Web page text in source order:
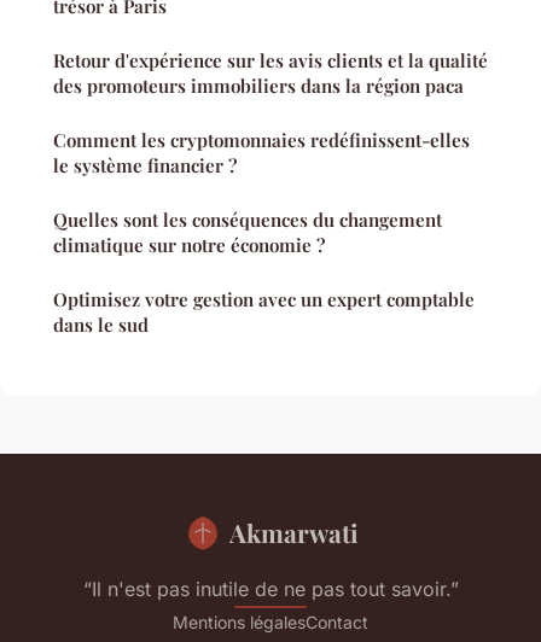
trésor à Paris
Retour d'expérience sur les avis clients et la qualité
des promoteurs immobiliers dans la région paca
Comment les cryptomonnaies redéfinissent-elles
le système financier ?
Quelles sont les conséquences du changement
climatique sur notre économie ?
Optimisez votre gestion avec un expert comptable
dans le sud
Akmarwati
“Il n'est pas inutile de ne pas tout savoir.”
Mentions légalesContact